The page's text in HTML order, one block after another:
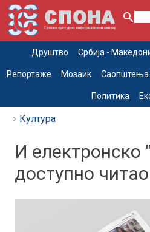
Друштво Србија -
Репортаже Мозаик Саопштења
Политика
Култура
И електронско
доступно